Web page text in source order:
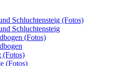
Schluchtensteig (Fotos)
Schluchtensteig
(Fotos)
(Fotos)
(Fotos)